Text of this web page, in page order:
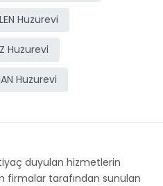
Huzurevi
Huzurevi
Huzurevi
duyulan hizmetlerin
firmalar tarafından sunulan